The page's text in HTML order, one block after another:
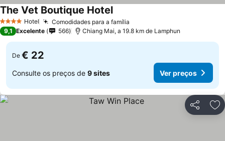
4 EstrelasHotel Comodidades para a família
The Vet Boutique Hotel
9,1 Excelente 566 Chiang Mai, a 19.8 km de Lamphun
De € 22
Consulte os preços de 9 sites Ver preços
Partilhar